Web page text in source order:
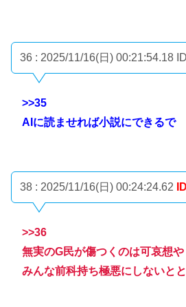
36 : 2025/11/16(日) 00:21:54.18
>>35
AIに読ませれば小説にできるで
38 : 2025/11/16(日) 00:24:24.62
>>36
無実のG民が傷つくのは可哀想や
みんな前科持ち極悪にしないと